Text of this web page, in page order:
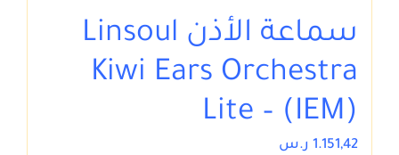
سماعة الأذن Linsoul
Kiwi Ears Orchestra
Lite – (IEM)
1.151,42 ر.س